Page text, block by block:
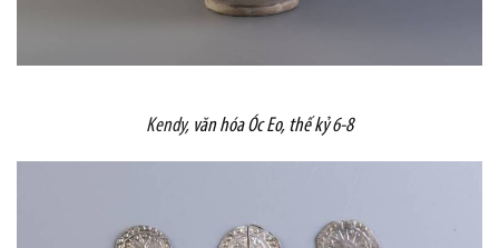
Kendy, văn hóa Óc Eo, thế kỷ 6-8